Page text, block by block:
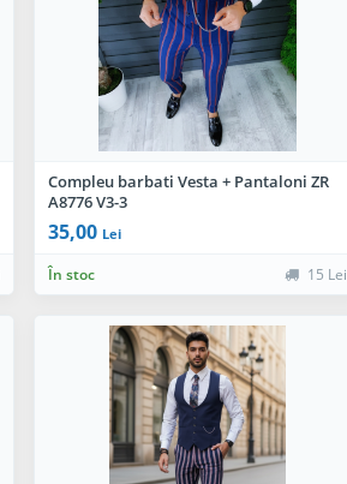
Compleu barbati Vesta + Pantaloni ZR
A8776 V3-3
35,00 Lei
În stoc 15 Lei